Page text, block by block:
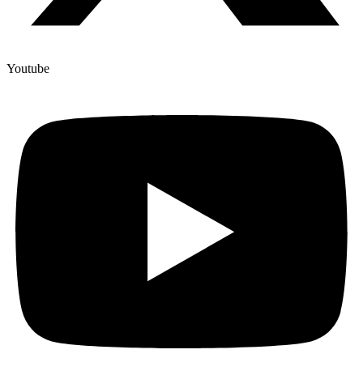
Youtube